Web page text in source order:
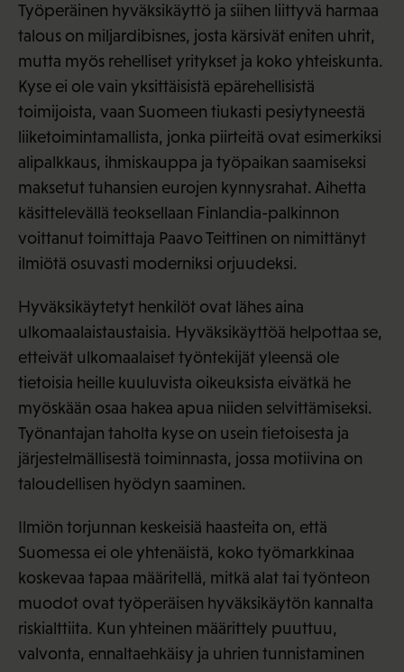
Työperäinen hyväksikäyttö ja siihen liittyvä harmaa
talous on miljardibisnes, josta kärsivät eniten uhrit,
mutta myös rehelliset yritykset ja koko yhteiskunta.
Kyse ei ole vain yksittäisistä epärehellisistä
toimijoista, vaan Suomeen tiukasti pesiytyneestä
liiketoimintamallista, jonka piirteitä ovat esimerkiksi
alipalkkaus, ihmiskauppa ja työpaikan saamiseksi
maksetut tuhansien eurojen kynnysrahat. Aihetta
käsittelevällä teoksellaan Finlandia-palkinnon
voittanut toimittaja Paavo Teittinen on nimittänyt
ilmiötä osuvasti moderniksi orjuudeksi.
Hyväksikäytetyt henkilöt ovat lähes aina
ulkomaalaistaustaisia. Hyväksikäyttöä helpottaa se,
etteivät ulkomaalaiset työntekijät yleensä ole
tietoisia heille kuuluvista oikeuksista eivätkä he
myöskään osaa hakea apua niiden selvittämiseksi.
Työnantajan taholta kyse on usein tietoisesta ja
järjestelmällisestä toiminnasta, jossa motiivina on
taloudellisen hyödyn saaminen.
Ilmiön torjunnan keskeisiä haasteita on, että
Suomessa ei ole yhtenäistä, koko työmarkkinaa
koskevaa tapaa määritellä, mitkä alat tai työnteon
muodot ovat työperäisen hyväksikäytön kannalta
riskialttiita. Kun yhteinen määrittely puuttuu,
valvonta, ennaltaehkäisy ja uhrien tunnistaminen